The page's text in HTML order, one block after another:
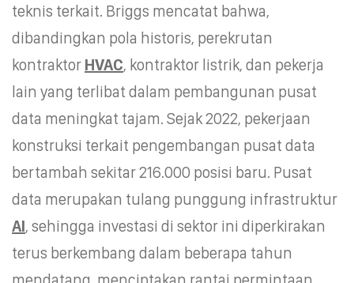
teknis terkait. Briggs mencatat bahwa,
dibandingkan pola historis, perekrutan
kontraktor HVAC, kontraktor listrik, dan pekerja
lain yang terlibat dalam pembangunan pusat
data meningkat tajam. Sejak 2022, pekerjaan
konstruksi terkait pengembangan pusat data
bertambah sekitar 216.000 posisi baru. Pusat
data merupakan tulang punggung infrastruktur
AI, sehingga investasi di sektor ini diperkirakan
terus berkembang dalam beberapa tahun